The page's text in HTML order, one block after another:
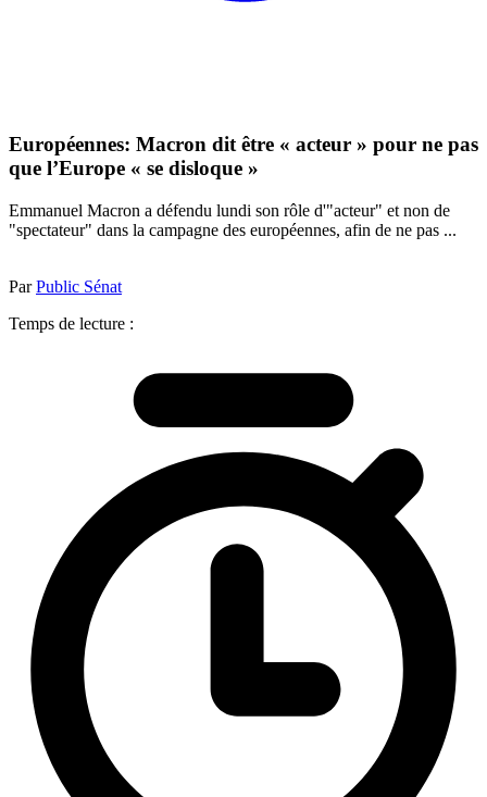
Européennes: Macron dit être « acteur » pour ne pas
que l’Europe « se disloque »
Emmanuel Macron a défendu lundi son rôle d'"acteur" et non de
"spectateur" dans la campagne des européennes, afin de ne pas ...
ParPublic Sénat
Temps de lecture :